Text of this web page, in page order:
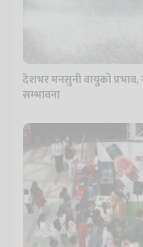
देशभर मनसुनी वायुको प्रभाव,
सम्भावना